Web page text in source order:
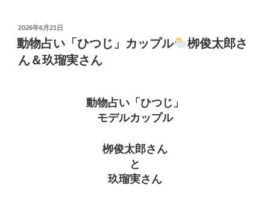
投
稿
日:
2026年6月21日
動物占い「ひつじ」カップル
栁俊太郎さ
ん＆玖瑠実さん
動物占い「ひつじ」
モデルカップル
栁俊太郎さん
と
玖瑠実さん